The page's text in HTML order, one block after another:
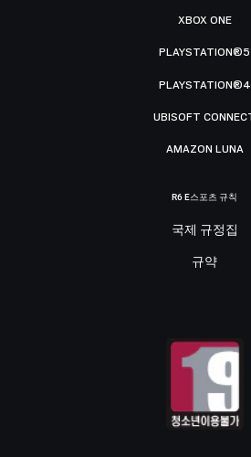
XBOX ONE
PLAYSTATION®5
PLAYSTATION®4
UBISOFT
AMAZON LUNA
R6 E스포츠 규칙
국제 규정집
규약